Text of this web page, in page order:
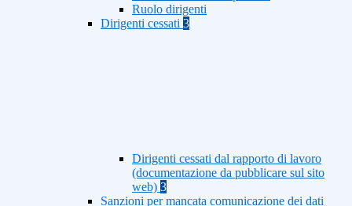
Ruolo dirigenti
Dirigenti cessati 3
Dirigenti cessati dal rapporto di lavoro
(documentazione da pubblicare sul sito
web) 3
Sanzioni per mancata comunicazione dei dati